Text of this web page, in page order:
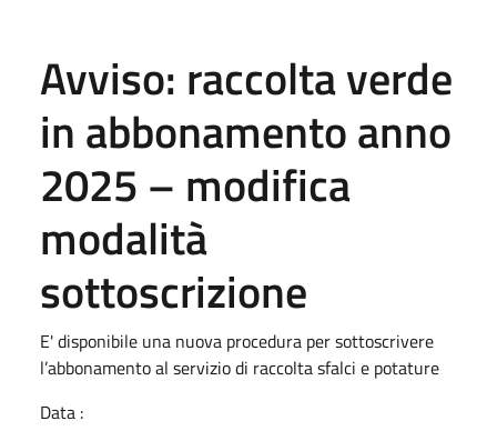
Avviso: raccolta verde
in abbonamento anno
2025 – modifica
modalità
sottoscrizione
E' disponibile una nuova procedura per sottoscrivere
l’abbonamento al servizio di raccolta sfalci e potature
Data :